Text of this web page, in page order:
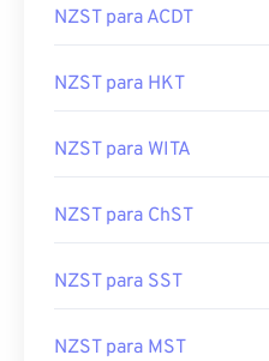
NZST para ACDT
NZST para HKT
NZST para WITA
NZST para ChST
NZST para SST
NZST para MST